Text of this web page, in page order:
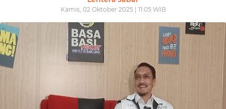
Kamis, 02 Oktober 2025 | 11:05 WIB